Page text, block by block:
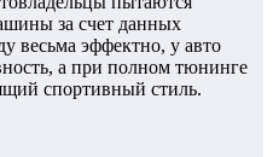
за счет данных
весьма эффектно, у авто
а при полном тюнинге
спортивный стиль.